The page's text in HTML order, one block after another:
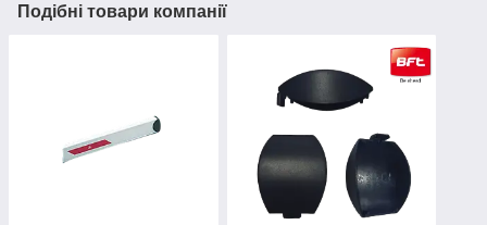
Подібні товари компанії